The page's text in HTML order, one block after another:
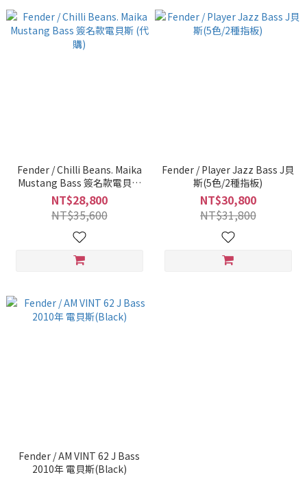
Fender / Chilli Beans. Maika
Mustang Bass 簽名款電貝斯
(代購)
NT$28,800
NT$35,600
Fender / Player Jazz Bass J貝
斯(5色/2種指板)
NT$30,800
NT$31,800
Fender / AM VINT 62 J Bass
2010年 電貝斯(Black)